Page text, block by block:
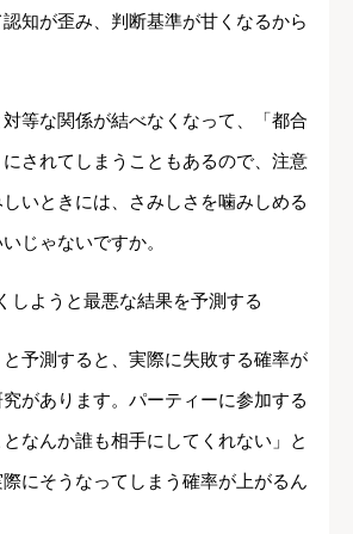
知が歪み、判断基準が甘くなるから
等な関係が結べなくなって、「都合
されてしまうこともあるので、注意
いときには、さみしさを噛みしめる
じゃないですか。
しようと最悪な結果を予測する
と予測すると、実際に失敗する確率が
があります。パーティーに参加する
なんか誰も相手にしてくれない」と
にそうなってしまう確率が上がるん